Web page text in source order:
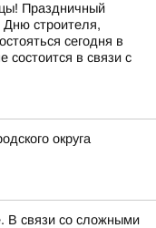
Праздничный
строителя,
сегодня в
состоится в связи с
округа
В связи со сложными